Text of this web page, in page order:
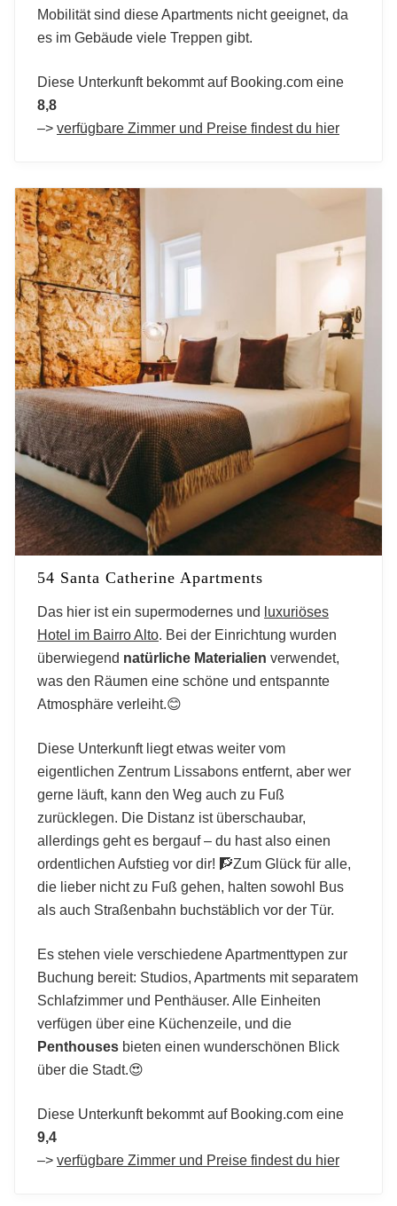
Mobilität sind diese Apartments nicht geeignet, da
es im Gebäude viele Treppen gibt.
Diese Unterkunft bekommt auf Booking.com eine
8,8
–> verfügbare Zimmer und Preise findest du hier
54 Santa Catherine Apartments
Das hier ist ein supermodernes und
luxuriöses
Hotel im Bairro Alto. Bei der Einrichtung wurden
überwiegend natürliche Materialien verwendet,
was den Räumen eine schöne und entspannte
Atmosphäre verleiht.😊
Diese Unterkunft liegt etwas weiter vom
eigentlichen Zentrum Lissabons entfernt, aber wer
gerne läuft, kann den Weg auch zu Fuß
zurücklegen. Die Distanz ist überschaubar,
allerdings geht es bergauf – du hast also einen
ordentlichen Aufstieg vor dir! 🧗Zum Glück für alle,
die lieber nicht zu Fuß gehen, halten sowohl Bus
als auch Straßenbahn buchstäblich vor der Tür.
Es stehen viele verschiedene Apartmenttypen zur
Buchung bereit: Studios, Apartments mit separatem
Schlafzimmer und Penthäuser. Alle Einheiten
verfügen über eine Küchenzeile, und die
Penthouses bieten einen wunderschönen Blick
über die Stadt.😍
Diese Unterkunft bekommt auf Booking.com eine
9,4
–> verfügbare Zimmer und Preise findest du hier